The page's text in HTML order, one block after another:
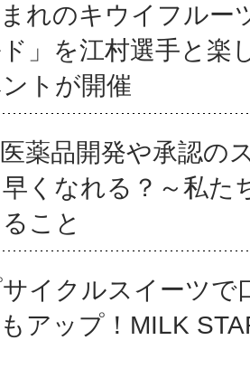
れのキウイフルー
」を江村選手と楽
トが開催
薬品開発や承認の
くなれる？～私た
こと
イクルスイーツで
アップ！MILK